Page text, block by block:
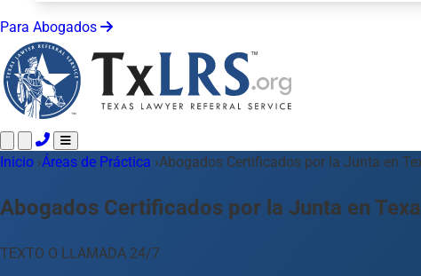
Para Abogados
Llame 24/7 · 512-872-4400 Envíe un Texto
Áreas de PrácticaMás de 50 temas
Acerca de Nosotros
Inicio ›Áreas de Práctica ›Abogados Certificados por la Junta en
Abogados Certificados por la Junta en
TEXTO O LLAMADA 24/7